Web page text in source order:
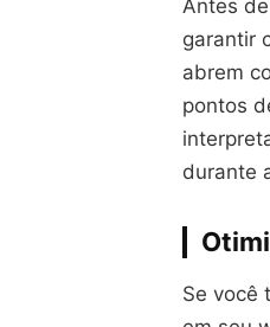
Antes
garantir
abrem
pontos
durante
Se você